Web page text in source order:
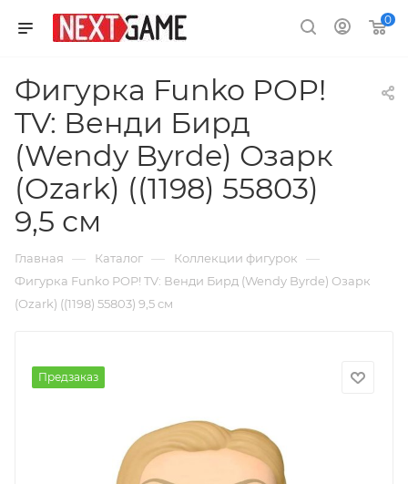
0
Фигурка Funko POP!
TV: Венди Бирд
(Wendy Byrde) Озарк
(Ozark) ((1198) 55803)
9,5 см
Главная — Каталог — Коллекции фигурок —
Фигурка Funko POP! TV: Венди Бирд (Wendy Byrde) Озарк
(Ozark) ((1198) 55803) 9,5 см
Предзаказ